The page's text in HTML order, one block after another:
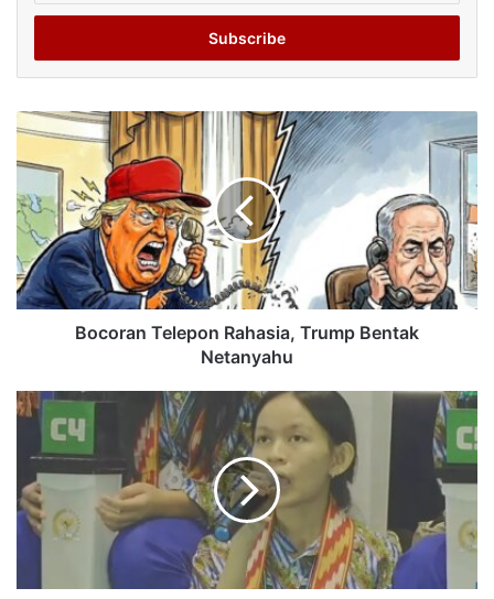
Email
Bocoran Telepon Rahasia, Trump Bentak
Netanyahu